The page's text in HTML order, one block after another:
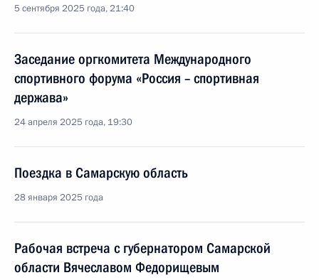
5 сентября 2025 года, 21:40
Заседание оргкомитета Международного
спортивного форума «Россия – спортивная
держава»
24 апреля 2025 года, 19:30
Поездка в Самарскую область
28 января 2025 года
Рабочая встреча с губернатором Самарской
области Вячеславом Федорищевым